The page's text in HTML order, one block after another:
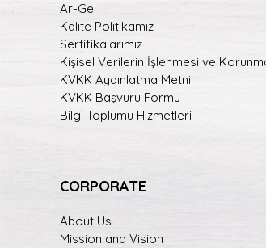
Ar-Ge
Kalite Politikamız
Sertifikalarımız
Kişisel Verilerin İşlenmesi ve
KVKK Aydınlatma Metni
KVKK Başvuru Formu
Bilgi Toplumu Hizmetleri
CORPORATE
About Us
Mission and Vision